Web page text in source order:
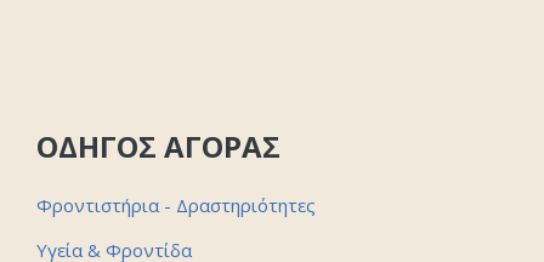
ΟΔΗΓΟΣ ΑΓΟΡΑΣ
Φροντιστήρια - Δραστηριότητες
Υγεία & Φροντίδα